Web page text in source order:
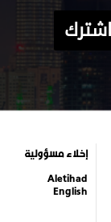
اشترك
إخلاء مسؤولية
Aletihad
English